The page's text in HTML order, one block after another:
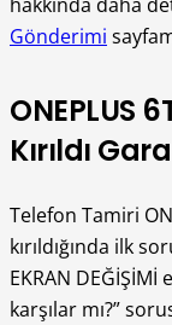
Gönderimi
ONEPLUS
Kırıldı
Telefon Tamiri
kırıldığında ilk
EKRAN DEĞİŞİMİ
karşılar mı?”